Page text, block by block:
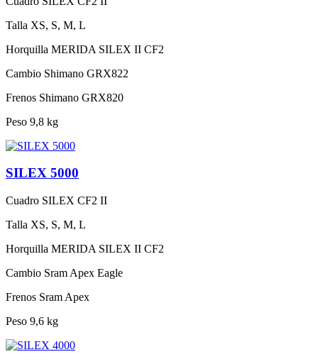
Talla XS, S, M, L
Horquilla MERIDA SILEX II CF2
Cambio Shimano GRX822
Frenos Shimano GRX820
Peso 9,8 kg
SILEX 5000
Cuadro SILEX CF2 II
Talla XS, S, M, L
Horquilla MERIDA SILEX II CF2
Cambio Sram Apex Eagle
Frenos Sram Apex
Peso 9,6 kg